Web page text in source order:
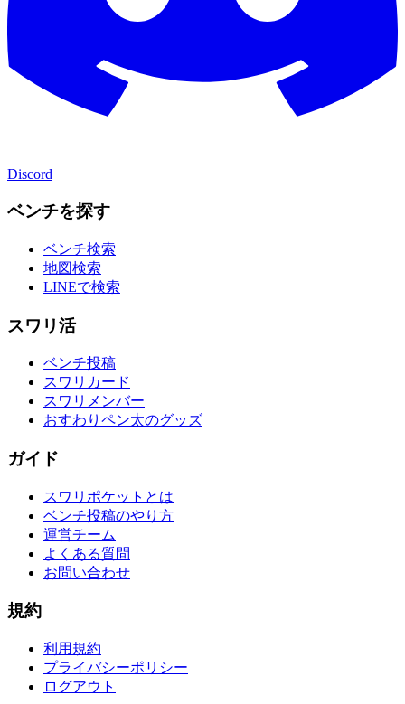
Discord
ベンチを探す
ベンチ検索
地図検索
LINEで検索
スワリ活
ベンチ投稿
スワリカード
スワリメンバー
おすわりペン太のグッズ
ガイド
スワリポケットとは
ベンチ投稿のやり方
運営チーム
よくある質問
お問い合わせ
規約
利用規約
プライバシーポリシー
ログアウト